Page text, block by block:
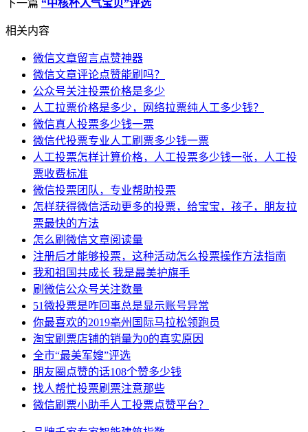
下一篇 “中核杯人气宝贝”评选
相关内容
微信文章留言点赞神器
微信文章评论点赞能刷吗？
公众号关注投票价格是多少
人工拉票价格是多少，网络拉票纯人工多少钱？
微信真人投票多少钱一票
微信代投票专业人工刷票多少钱一票
人工投票怎样计算价格，人工投票多少钱一张，人工投
票收费标准
微信投票团队，专业帮助投票
怎样获得微信活动更多的投票，给宝宝，孩子，朋友拉
票最快的方法
怎么刷微信文章阅读量
注册后才能够投票，这种活动怎么投票操作方法指南
我和祖国共成长 我是最美护旗手
刷微信公众号关注数量
51微投票是咋回事总是显示账号异常
你最喜欢的2019亳州国际马拉松领跑员
淘宝刷票店铺的销量为0的真实原因
全市“最美军嫂”评选
朋友圈点赞的话108个赞多少钱
找人帮忙投票刷票注意那些
微信刷票小助手人工投票点赞平台？